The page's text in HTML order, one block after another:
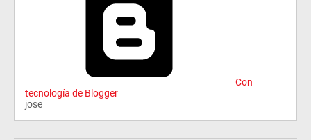
Con
tecnología de Blogger
jose